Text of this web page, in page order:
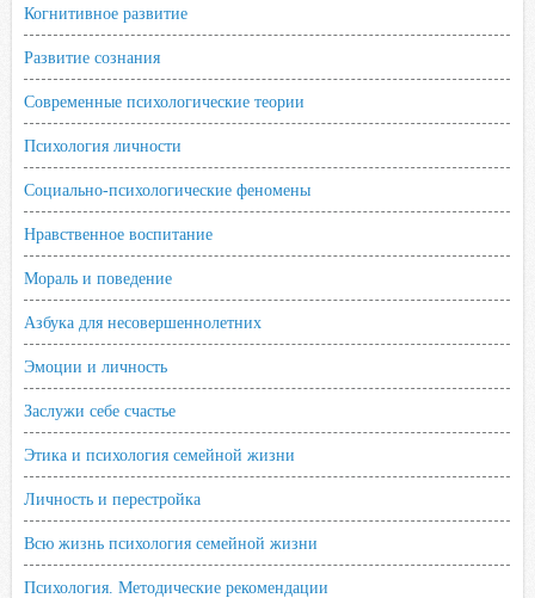
Когнитивное развитие
Развитие сознания
Современные психологические теории
Психология личности
Социально-психологические феномены
Нравственное воспитание
Мораль и поведение
Азбука для несовершеннолетних
Эмоции и личность
Заслужи себе счастье
Этика и психология семейной жизни
Личность и перестройка
Всю жизнь психология семейной жизни
Психология. Методические рекомендации